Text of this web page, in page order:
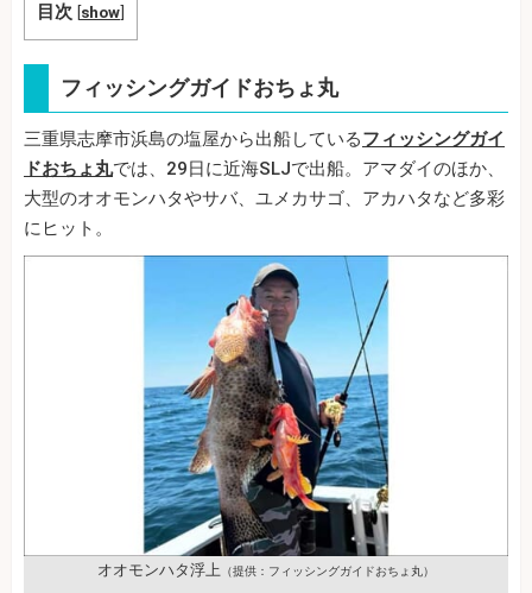
目次 [show]
フィッシングガイドおちょ丸
三重県志摩市浜島の塩屋から出船しているフィッシングガイ
ドおちょ丸では、29日に近海SLJで出船。アマダイのほか、
大型のオオモンハタやサバ、ユメカサゴ、アカハタなど多彩
にヒット。
オオモンハタ浮上 （提供：フィッシングガイドおちょ丸）